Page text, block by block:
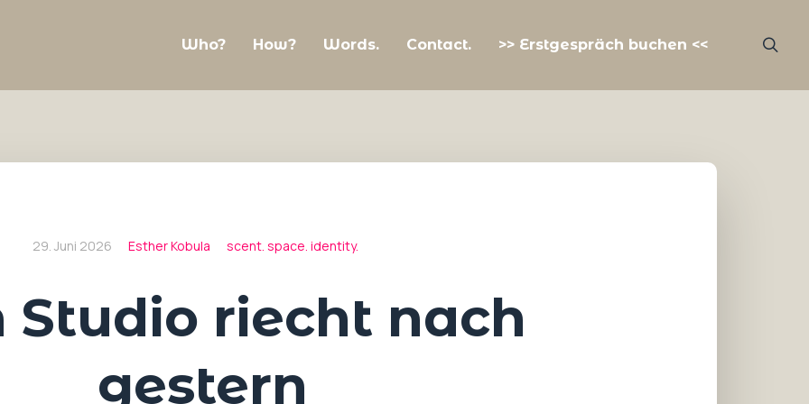
Who? How? Words. Contact. >> Erstgespräch buchen <<
29. Juni 2026 Esther Kobula scent. space. identity.
Studio riecht nach
gestern